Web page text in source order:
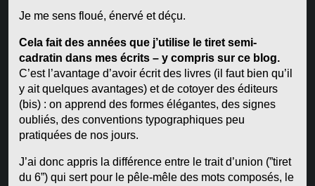
Je me sens floué, énervé et déçu.
Cela fait des années que j’utilise le tiret semi-
cadratin dans mes écrits – y compris sur ce blog.
C’est l’avantage d’avoir écrit des livres (il faut bien qu’il
y ait quelques avantages) et de cotoyer des éditeurs
(bis) : on apprend des formes élégantes, des signes
oubliés, des conventions typographiques peu
pratiquées de nos jours.
J’ai donc appris la différence entre le trait d’union (”tiret
du 6”) qui sert pour le pêle-mêle des mots composés, le